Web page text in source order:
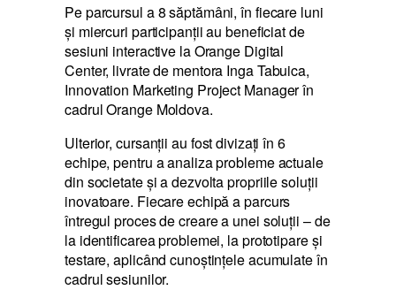
Pe parcursul a 8 săptămâni, în fiecare luni
și miercuri participanții au beneficiat de
sesiuni interactive la Orange Digital
Center, livrate de mentora Inga Tabuica,
Innovation Marketing Project Manager în
cadrul Orange Moldova.
Ulterior, cursanții au fost divizați în 6
echipe, pentru a analiza probleme actuale
din societate și a dezvolta propriile soluții
inovatoare. Fiecare echipă a parcurs
întregul proces de creare a unei soluții – de
la identificarea problemei, la prototipare și
testare, aplicând cunoștințele acumulate în
cadrul sesiunilor.